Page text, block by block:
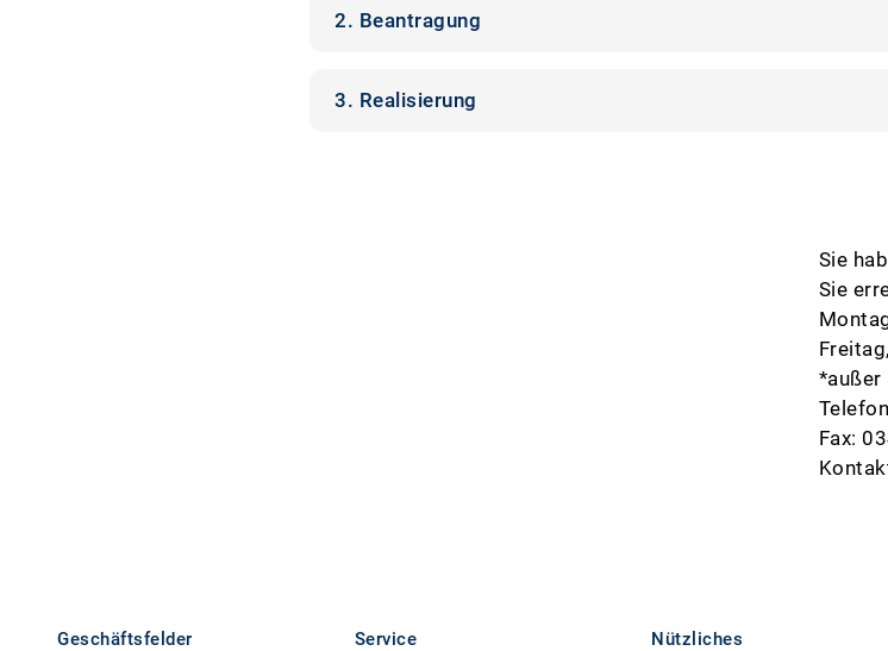
2. Beantragung
3. Realisierung
Sie
Sie
*außer
Fax:
Geschäftsfelder
Service
Nützliches